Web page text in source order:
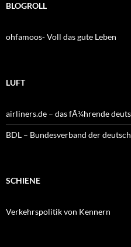
BLOGROLL
ohfamoos- Voll das gute Leben
LUFT
airliners.de – das fÃ¼hrende
BDL – Bundesverband der
SCHIENE
Verkehrspolitik von Kennern